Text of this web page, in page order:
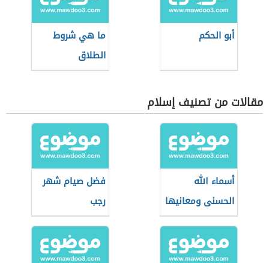
أبو الحكم
ما هي شروط
الطلاق
مقالات من تصنيف إسلام
أسماء الله
الحسنى ومعانيها
فضل صيام شهر
رجب